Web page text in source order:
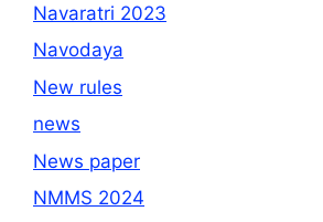
Navaratri 2023
Navodaya
New rules
news
News paper
NMMS 2024